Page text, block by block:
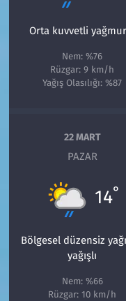
Orta kuvvetli
Nem: %76
Rüzgar: 9 km/h
Yağış Olasılığı: %87
22 MART
PAZAR
14°
Bölgesel düzensiz
yağışlı
Nem: %66
Rüzgar: 10 km/h